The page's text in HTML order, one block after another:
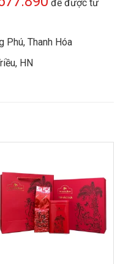
để được tư
Phú, Thanh Hóa
HN